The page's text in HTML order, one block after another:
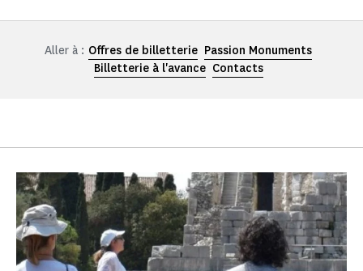
Aller à : Offres de billetterie Passion Monuments
Billetterie à l'avance Contacts